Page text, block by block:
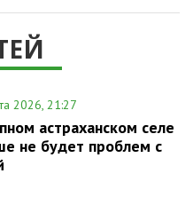
2026, 21:27
астраханском селе
не будет проблем с